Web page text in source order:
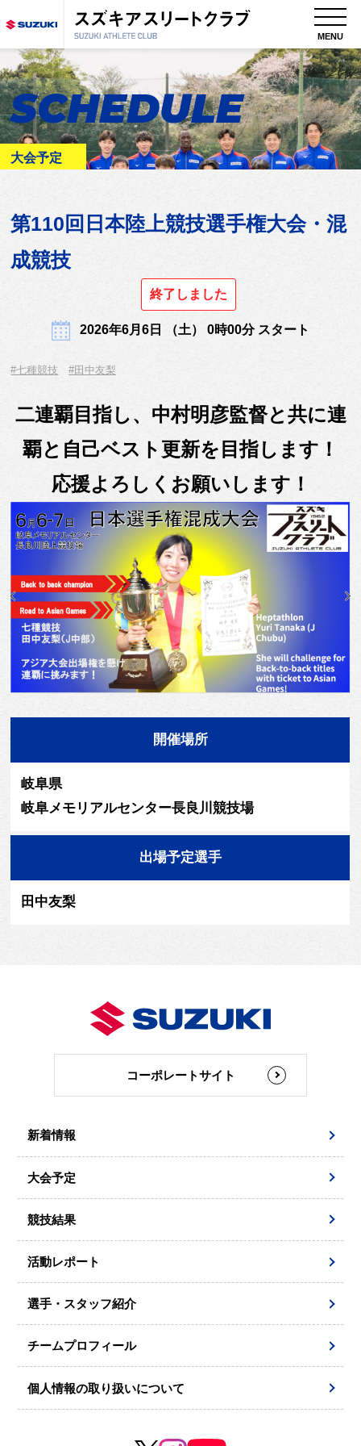
MENU
SCHEDULE
大会予定
第110回日本陸上競技選手権大会・混
成競技
終了しました
2026年6月6日 （土） 0時00分 スタート
#七種競技 #田中友梨
二連覇目指し、中村明彦監督と共に連
覇と自己ベスト更新を目指します！
応援よろしくお願いします！
開催場所
岐阜県
岐阜メモリアルセンター長良川競技場
出場予定選手
田中友梨
コーポレートサイト
新着情報
大会予定
競技結果
活動レポート
選手・スタッフ紹介
チームプロフィール
個人情報の取り扱いについて